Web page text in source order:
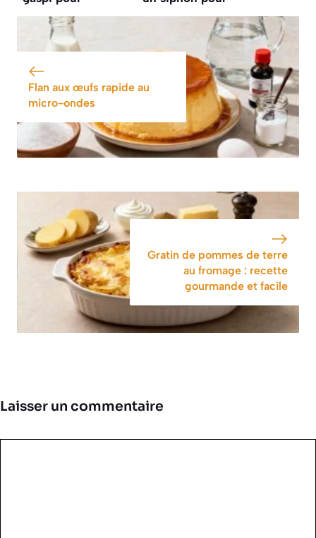
transformer vos
restes de poulet
rôti en délicieuses
rillettes pour
l’apéritif
chantilly : guide
pratique pour des
desserts parfaits
Flan aux œufs rapide au
micro-ondes
Gratin de pommes de terre
au fromage : recette
gourmande et facile
Laisser un commentaire